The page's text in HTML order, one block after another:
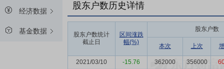
经济数据
基金数据
股东户数历史详情
股东户数统计
截止日
区间涨跌
幅(%)
股东户数
本次 上次
2021/03/10 -15.76 362000 356000